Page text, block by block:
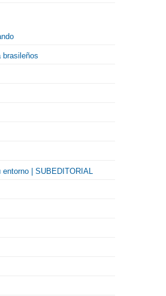
brasileños
| SUBEDITORIAL